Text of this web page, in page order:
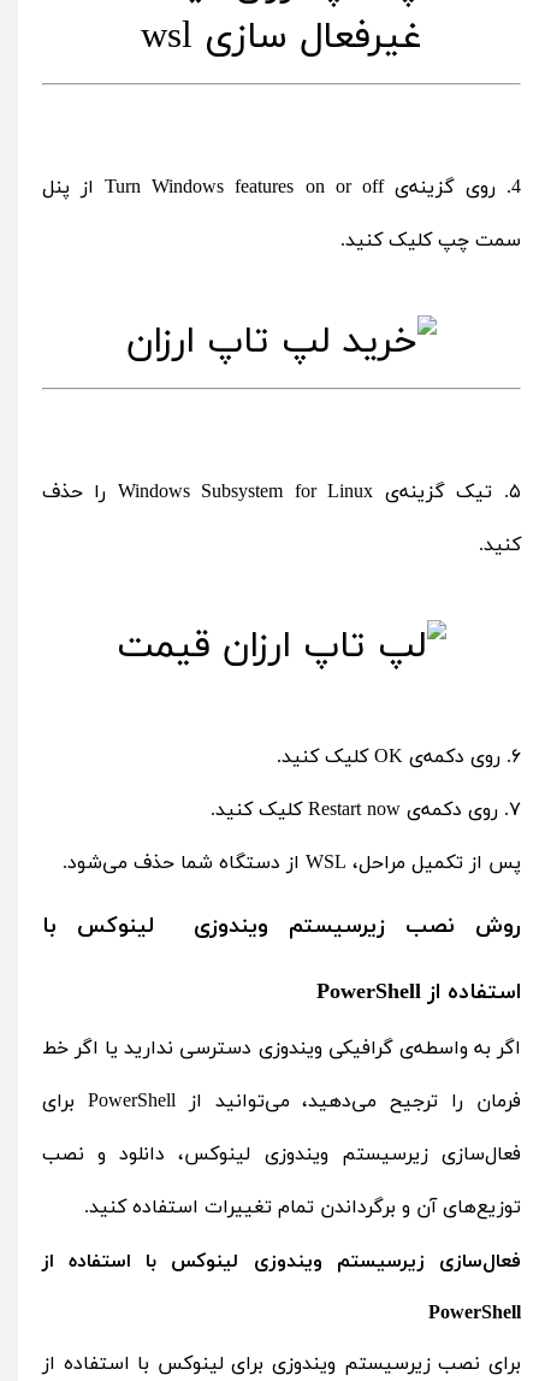
4. روی گزینه‌ی Turn Windows features on or off از پنل
سمت چپ کلیک کنید.
۵. تیک گزینه‌ی Windows Subsystem for Linux را حذف
کنید.
۶. روی دکمه‌ی OK کلیک کنید.
۷. روی دکمه‌ی Restart now کلیک کنید.
پس از تکمیل مراحل، WSL از دستگاه شما حذف می‌شود.
روش نصب زیرسیستم ویندوزی لینوکس با
استفاده از PowerShell
اگر به واسطه‌ی گرافیکی ویندوزی دسترسی ندارید یا اگر خط
فرمان را ترجیح می‌دهید، می‌توانید از PowerShell برای
فعال‌سازی زیرسیستم ویندوزی لینوکس، دانلود و نصب
توزیع‌های آن و برگرداندن تمام تغییرات استفاده کنید.
فعال‌سازی زیرسیستم ویندوزی لینوکس با استفاده از
PowerShell
برای نصب زیرسیستم ویندوزی برای لینوکس با استفاده از